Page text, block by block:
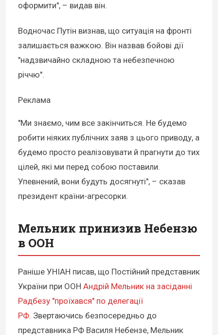
оформити", – видав він.
Водночас Путін визнав, що ситуація на фронті
залишається важкою. Він назвав бойові дії
"надзвичайно складною та небезпечною
річчю".
Реклама
"Ми знаємо, чим все закінчиться. Не будемо
робити ніяких публічних заяв з цього приводу, а
будемо просто реалізовувати й прагнути до тих
цілей, які ми перед собою поставили.
Упевнений, вони будуть досягнуті", – сказав
президент країни-агресорки.
Мельник принизив Небензю
в ООН
Раніше УНІАН писав, що Постійний представник
України при ООН Андрій Мельник на засіданні
Радбезу "проїхався" по делегації
РФ. Звертаючись безпосередньо до
представника РФ Василя Небензе, Мельник